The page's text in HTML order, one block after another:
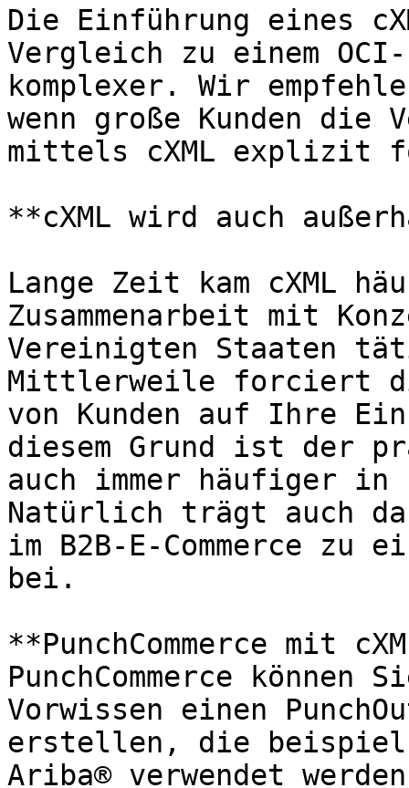
Die Einführung eines
Vergleich zu einem
komplexer. Wir
wenn große Kunden die
mittels cXML explizit
**cXML wird auch
Lange Zeit kam cXML
Zusammenarbeit mit
Vereinigten Staaten
Mittlerweile forciert die
von Kunden auf Ihre
diesem Grund ist der
auch immer häufiger in
Natürlich trägt auch
im B2B-E-Commerce zu
bei.
**PunchCommerce mit
PunchCommerce können
Vorwissen einen
erstellen, die
Ariba® verwendet